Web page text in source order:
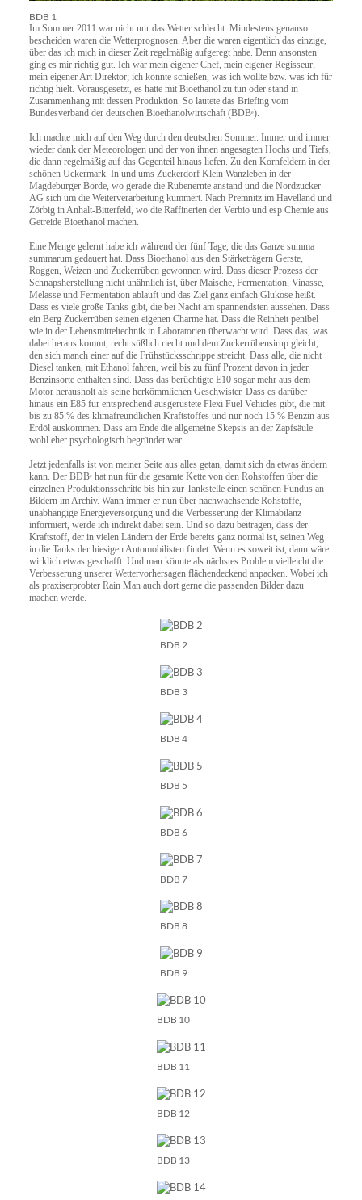
BDB 1
Im Sommer 2011 war nicht nur das Wetter schlecht. Mindestens genauso
bescheiden waren die Wetterprognosen. Aber die waren eigentlich das einzige,
über das ich mich in dieser Zeit regelmäßig aufgeregt habe. Denn ansonsten
ging es mir richtig gut. Ich war mein eigener Chef, mein eigener Regisseur,
mein eigener Art Direktor; ich konnte schießen, was ich wollte bzw. was ich für
richtig hielt. Vorausgesetzt, es hatte mit Bioethanol zu tun oder stand in
Zusammenhang mit dessen Produktion. So lautete das Briefing vom
Bundesverband der deutschen Bioethanolwirtschaft (BDBe).
Ich machte mich auf den Weg durch den deutschen Sommer. Immer und immer
wieder dank der Meteorologen und der von ihnen angesagten Hochs und Tiefs,
die dann regelmäßig auf das Gegenteil hinaus liefen. Zu den Kornfeldern in der
schönen Uckermark. In und ums Zuckerdorf Klein Wanzleben in der
Magdeburger Börde, wo gerade die Rübenernte anstand und die Nordzucker
AG sich um die Weiterverarbeitung kümmert. Nach Premnitz im Havelland und
Zörbig in Anhalt-Bitterfeld, wo die Raffinerien der Verbio und esp Chemie aus
Getreide Bioethanol machen.
Eine Menge gelernt habe ich während der fünf Tage, die das Ganze summa
summarum gedauert hat. Dass Bioethanol aus den Stärketrägern Gerste,
Roggen, Weizen und Zuckerrüben gewonnen wird. Dass dieser Prozess der
Schnapsherstellung nicht unähnlich ist, über Maische, Fermentation, Vinasse,
Melasse und Fermentation abläuft und das Ziel ganz einfach Glukose heißt.
Dass es viele große Tanks gibt, die bei Nacht am spannendsten aussehen. Dass
ein Berg Zuckerrüben seinen eigenen Charme hat. Dass die Reinheit penibel
wie in der Lebensmitteltechnik in Laboratorien überwacht wird. Dass das, was
dabei heraus kommt, recht süßlich riecht und dem Zuckerrübensirup gleicht,
den sich manch einer auf die Frühstücksschrippe streicht. Dass alle, die nicht
Diesel tanken, mit Ethanol fahren, weil bis zu fünf Prozent davon in jeder
Benzinsorte enthalten sind. Dass das berüchtigte E10 sogar mehr aus dem
Motor herausholt als seine herkömmlichen Geschwister. Dass es darüber
hinaus ein E85 für entsprechend ausgerüstete Flexi Fuel Vehicles gibt, die mit
bis zu 85 % des klimafreundlichen Kraftstoffes und nur noch 15 % Benzin aus
Erdöl auskommen. Dass am Ende die allgemeine Skepsis an der Zapfsäule
wohl eher psychologisch begründet war.
Jetzt jedenfalls ist von meiner Seite aus alles getan, damit sich da etwas ändern
kann. Der BDBe hat nun für die gesamte Kette von den Rohstoffen über die
einzelnen Produktionsschritte bis hin zur Tankstelle einen schönen Fundus an
Bildern im Archiv. Wann immer er nun über nachwachsende Rohstoffe,
unabhängige Energieversorgung und die Verbesserung der Klimabilanz
informiert, werde ich indirekt dabei sein. Und so dazu beitragen, dass der
Kraftstoff, der in vielen Ländern der Erde bereits ganz normal ist, seinen Weg
in die Tanks der hiesigen Automobilisten findet. Wenn es soweit ist, dann wäre
wirklich etwas geschafft. Und man könnte als nächstes Problem vielleicht die
Verbesserung unserer Wettervorhersagen flächendeckend anpacken. Wobei ich
als praxiserprobter Rain Man auch dort gerne die passenden Bilder dazu
machen werde.
BDB 2
BDB 3
BDB 4
BDB 5
BDB 6
BDB 7
BDB 8
BDB 9
BDB 10
BDB 11
BDB 12
BDB 13